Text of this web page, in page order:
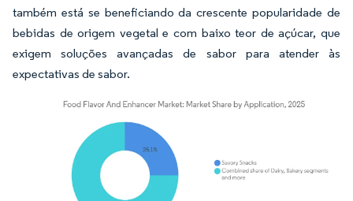
também está se beneficiando da crescente popularidade de
bebidas de origem vegetal e com baixo teor de açúcar, que
exigem soluções avançadas de sabor para atender às
expectativas de sabor.